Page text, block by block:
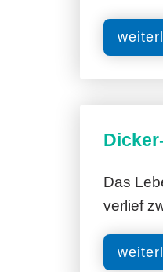
Das
verlief